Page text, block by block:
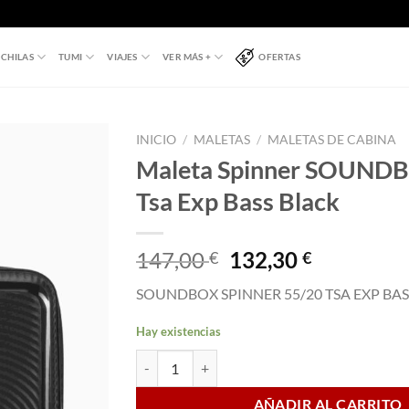
TUMI VIAJES VER MÁS + OFERTAS
INICIO / MALETAS / MALETAS DE CABINA
Maleta Spinner
Tsa Exp Bass Black
147,00€
El
precio
original
132,30€El
actual
SOUNDBOX SPINNER 55/20 TSA EXP
Hay existencias
AÑADIR AL CARRITO